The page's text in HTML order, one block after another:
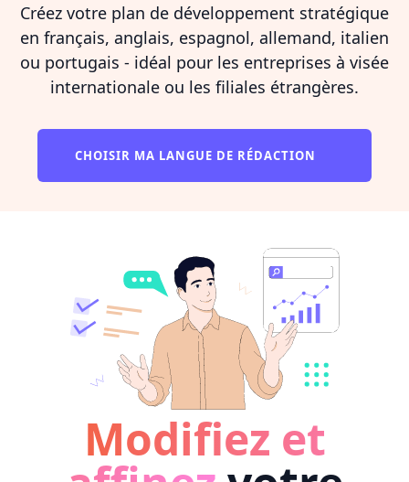
Créez votre plan de développement stratégique
en français, anglais, espagnol, allemand, italien
ou portugais - idéal pour les entreprises à visée
internationale ou les filiales étrangères.
CHOISIR MA LANGUE DE RÉDACTION
Modifiez et